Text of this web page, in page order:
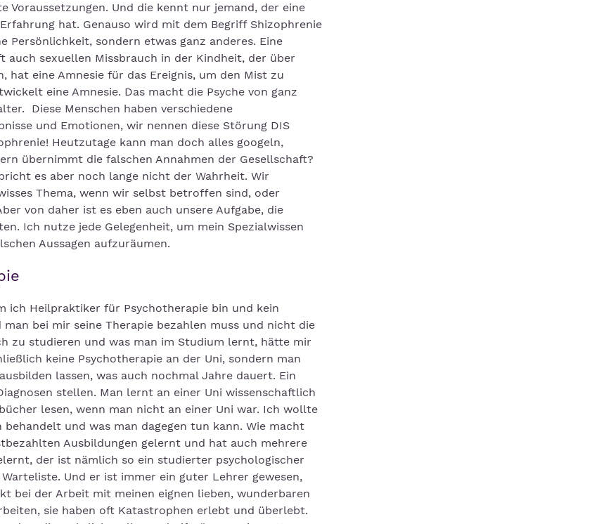
Und die kennt nur jemand, der eine
hat. Genauso wird mit dem Begriff Shizophrenie
Persönlichkeit, sondern etwas ganz anderes. Eine
sexuellen Missbrauch in der Kindheit, der über
eine Amnesie für das Ereignis, um den Mist zu
eine Amnesie. Das macht die Psyche von ganz
Diese Menschen haben verschiedene
und Emotionen, wir nennen diese Störung DIS
Heutzutage kann man doch alles googeln,
übernimmt die falschen Annahmen der Gesellschaft?
es aber noch lange nicht der Wahrheit. Wir
Thema, wenn wir selbst betroffen sind, oder
von daher ist es eben auch unsere Aufgabe, die
Ich nutze jede Gelegenheit, um mein Spezialwissen
Aussagen aufzuräumen.
ich Heilpraktiker für Psychotherapie bin und kein
bei mir seine Therapie bezahlen muss und nicht die
zu studieren und was man im Studium lernt, hätte mir
keine Psychotherapie an der Uni, sondern man
lassen, was auch nochmal Jahre dauert. Ein
stellen. Man lernt an einer Uni wissenschaftlich
lesen, wenn man nicht an einer Uni war. Ich wollte
behandelt und was man dagegen tun kann. Wie macht
Ausbildungen gelernt und hat auch mehrere
der ist nämlich so ein studierter psychologischer
Und er ist immer ein guter Lehrer gewesen,
bei der Arbeit mit meinen eignen lieben, wunderbaren
sie haben oft Katastrophen erlebt und überlebt.